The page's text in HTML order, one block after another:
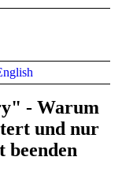
- Warum
und nur
beenden